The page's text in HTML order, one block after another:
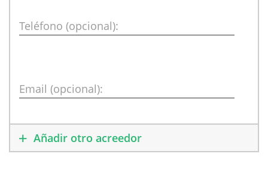
Teléfono (opcional):
Email (opcional):
Añadir otro acreedor